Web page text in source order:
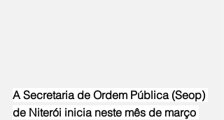
A Secretaria de Ordem Pública (Seop)
de Niterói inicia neste mês de março